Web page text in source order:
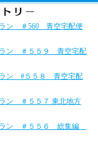
ン ＃560 青空宅配便
ン ＃５５９ 青空宅配
ン #５５８ 青空宅配
ン ＃５５７ 東北地方
ラン ＃５５６ 総集編